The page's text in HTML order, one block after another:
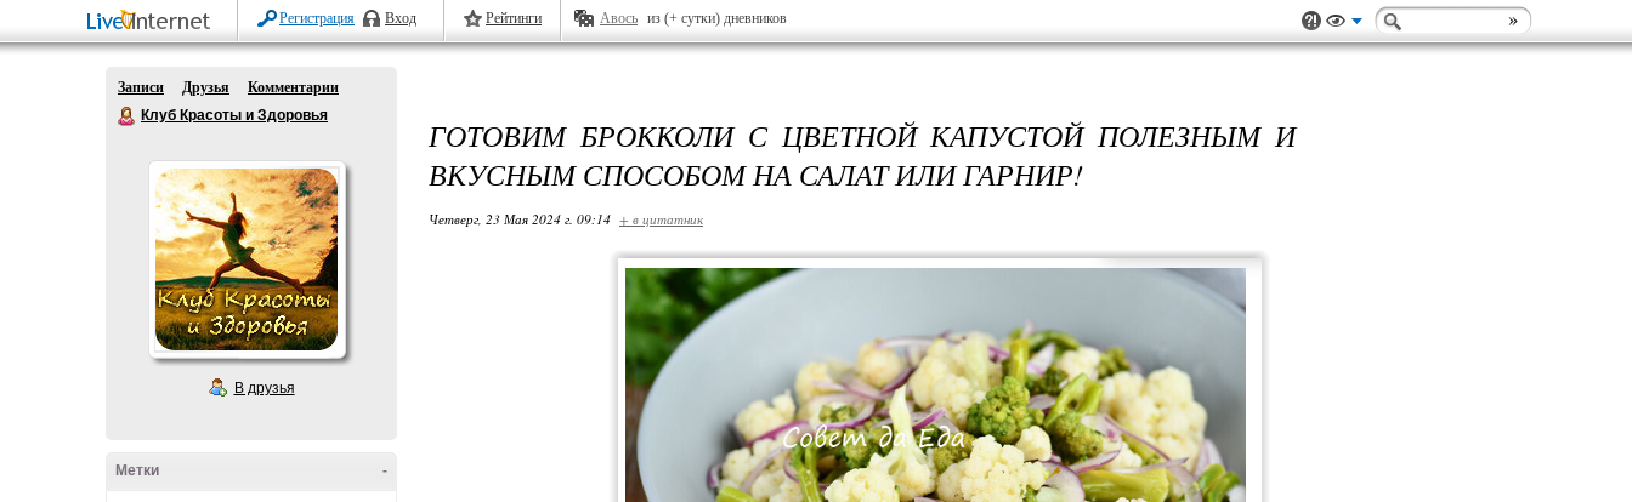
Регистрация Вход Рейтинги Авось из (+ сутки) дневников
Записи Друзья
Комментарии
Клуб Красоты и Здоровья
В друзья
-
Метки
ГОТОВИМ БРОККОЛИ С ЦВЕТНОЙ КАПУСТОЙ ПОЛЕЗНЫМ И
ВКУСНЫМ СПОСОБОМ НА САЛАТ ИЛИ ГАРНИР!
Четверг, 23 Мая 2024 г. 09:14 + в цитатник